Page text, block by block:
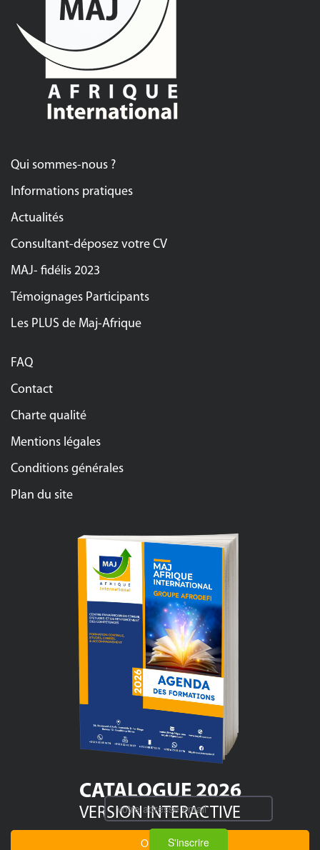
Qui sommes-nous ?
Informations pratiques
Actualités
Consultant-déposez votre CV
MAJ- fidélis 2023
Témoignages Participants
Les PLUS de Maj-Afrique
FAQ
Contact
Charte qualité
Mentions légales
Conditions générales
Plan du site
CATALOGUE 2026
VERSION INTERACTIVE
OUVRIRS'inscrire